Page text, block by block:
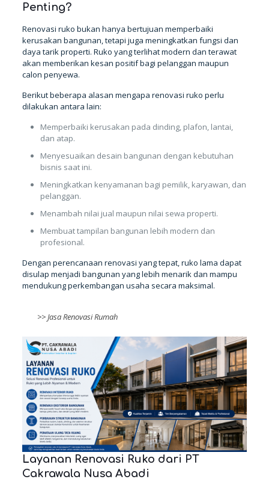
Penting?
Renovasi ruko bukan hanya bertujuan memperbaiki
kerusakan bangunan, tetapi juga meningkatkan fungsi dan
daya tarik properti. Ruko yang terlihat modern dan terawat
akan memberikan kesan positif bagi pelanggan maupun
calon penyewa.
Berikut beberapa alasan mengapa renovasi ruko perlu
dilakukan antara lain:
Memperbaiki kerusakan pada dinding, plafon, lantai,
dan atap.
Menyesuaikan desain bangunan dengan kebutuhan
bisnis saat ini.
Meningkatkan kenyamanan bagi pemilik, karyawan, dan
pelanggan.
Menambah nilai jual maupun nilai sewa properti.
Membuat tampilan bangunan lebih modern dan
profesional.
Dengan perencanaan renovasi yang tepat, ruko lama dapat
disulap menjadi bangunan yang lebih menarik dan mampu
mendukung perkembangan usaha secara maksimal.
>>Jasa Renovasi Rumah
Layanan Renovasi Ruko dari PT
Cakrawala Nusa Abadi